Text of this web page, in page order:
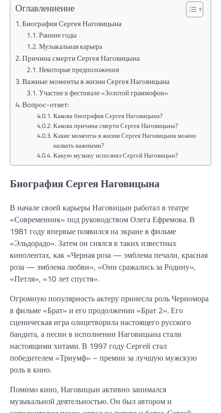
Оглавлениение
Биография Сергея Наговицына
Ранние годы
Музыкальная карьера
Причина смерти Сергея Наговицына
Некоторые предположения
Важные моменты в жизни Сергея Наговицына
Участие в фестивале «Золотой граммофон»
Вопрос-ответ:
Какова биография Сергея Наговицына?
Какова причина смерти Сергея Наговицына?
Какие моменты в жизни Сергея Наговицына можно
назвать важными?
Какую музыку исполнял Сергей Наговицын?
Биография Сергея Наговицына
В начале своей карьеры Наговицын работал в театре
«Современник» под руководством Олега Ефремова. В
1981 году впервые появился на экране в фильме
«Эльдорадо». Затем он снялся в таких известных
кинолентах, как «Черная роза — эмблема печали, красная
роза — эмблема любви», «Они сражались за Родину»,
«Петля», «10 лет спустя».
Огромную популярность актеру принесла роль Черномора
в фильме «Брат» и его продолжении «Брат 2». Его
сценическая игра олицетворила настоящего русского
бандита, а песни в исполнении Наговицына стали
настоящими хитами. В 1997 году Сергей стал
победителем «Триумф» – премии за лучшую мужскую
роль в кино.
Помимо кино, Наговицын активно занимался
музыкальной деятельностью. Он был автором и